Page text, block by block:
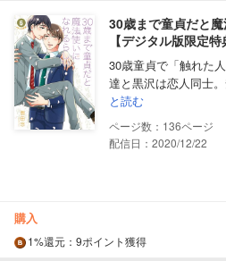
30歳まで童貞だと
【デジタル版限定特
30歳童貞で「触れた
達と黒沢は恋人同士
と読む
136
配信日：2020/12/22
購入
1%還元 ：9ポイント獲得